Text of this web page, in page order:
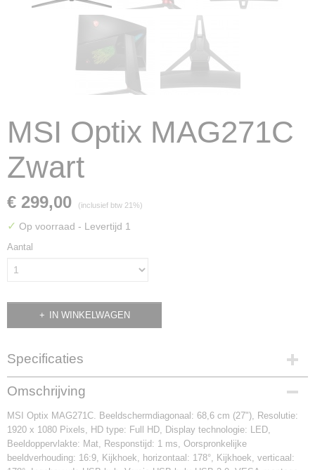
MSI Optix MAG271C
Zwart
€ 299,00 (inclusief btw 21%)
✓ Op voorraad - Levertijd 1
Aantal
IN WINKELWAGEN
Specificaties
Productcode
OPTIX MAG271C
EAN code
4719072577346
Productcode leverancier
OPTIX MAG271C
Omschrijving
MSI Optix MAG271C. Beeldschermdiagonaal: 68,6 cm (27"), Resolutie:
1920 x 1080 Pixels, HD type: Full HD, Display technologie: LED,
Beeldoppervlakte: Mat, Responstijd: 1 ms, Oorspronkelijke
beeldverhouding: 16:9, Kijkhoek, horizontaal: 178°, Kijkhoek, verticaal: